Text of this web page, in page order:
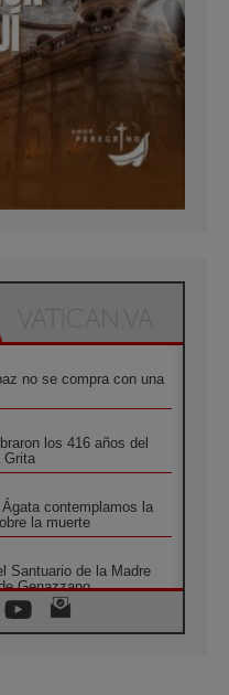
no se compra con una
los 416 años del
Grita
contemplamos la
la muerte
Santuario de la Madre
Genazzano
Apostólico de Calapán